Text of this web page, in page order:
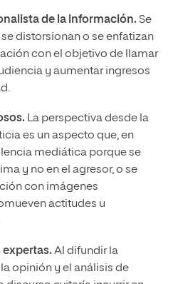
de la información. Se
distorsionan o se enfatizan
con el objetivo de llamar
y aumentar ingresos
La perspectiva desde la
es un aspecto que, en
mediática porque se
y no en el agresor, o se
con imágenes
actitudes u
expertas. Al difundir la
opinión y el análisis de